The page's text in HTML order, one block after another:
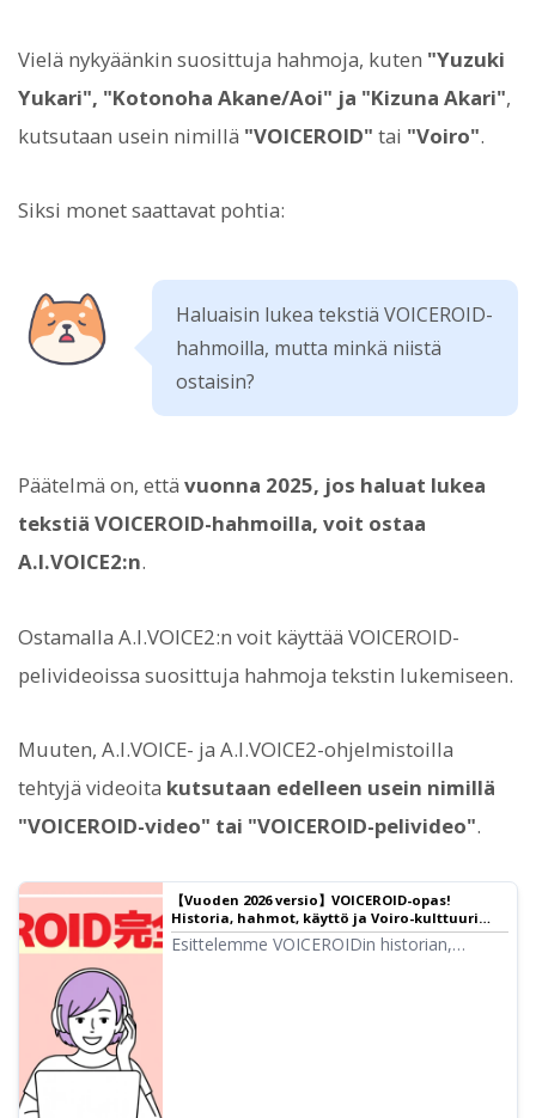
Vielä nykyäänkin suosittuja hahmoja, kuten "Yuzuki
Yukari", "Kotonoha Akane/Aoi" ja "Kizuna Akari",
kutsutaan usein nimillä "VOICEROID" tai "Voiro".
Siksi monet saattavat pohtia:
Haluaisin lukea tekstiä VOICEROID-
hahmoilla, mutta minkä niistä
ostaisin?
Päätelmä on, että vuonna 2025, jos haluat lukea
tekstiä VOICEROID-hahmoilla, voit ostaa
A.I.VOICE2:n.
Ostamalla A.I.VOICE2:n voit käyttää VOICEROID-
pelivideoissa suosittuja hahmoja tekstin lukemiseen.
Muuten, A.I.VOICE- ja A.I.VOICE2-ohjelmistoilla
tehtyjä videoita kutsutaan edelleen usein nimillä
"VOICEROID-video" tai "VOICEROID-pelivideo".
【Vuoden 2026 versio】VOICEROID-opas!
Historia, hahmot, käyttö ja Voiro-kulttuuri
selitettynä
Esittelemme VOICEROIDin historian,